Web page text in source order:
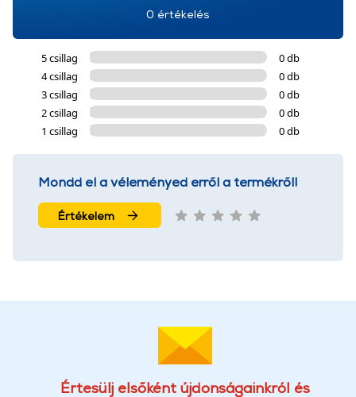
0 értékelés
5 csillag
0 db
4 csillag
0 db
3 csillag
0 db
2 csillag
0 db
1 csillag
0 db
Mondd el a véleményed erről a termékről!
Értékelem
Értesülj elsőként újdonságainkról és